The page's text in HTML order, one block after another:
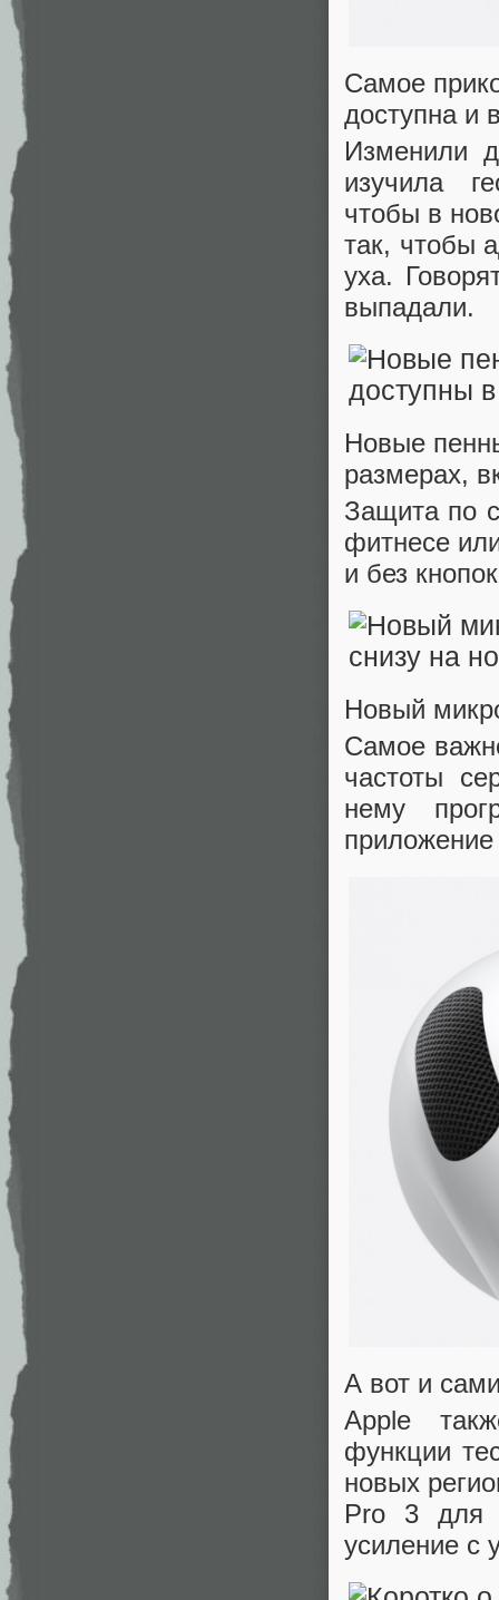
Самое
доступна и
Изменили
изучила
чтобы в
так, чтобы
уха.
выпадали.
Новые
размерах,
Защита по
фитнесе
и без
Новый
Самое
частоты
нему
А вот и
Apple
функции
новых
Pro 3 для
усиление с